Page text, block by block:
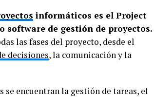
informáticos es el Project
software de gestión de proyectos.
las fases del proyecto, desde el
decisiones, la comunicación y la
encuentran la gestión de tareas, el